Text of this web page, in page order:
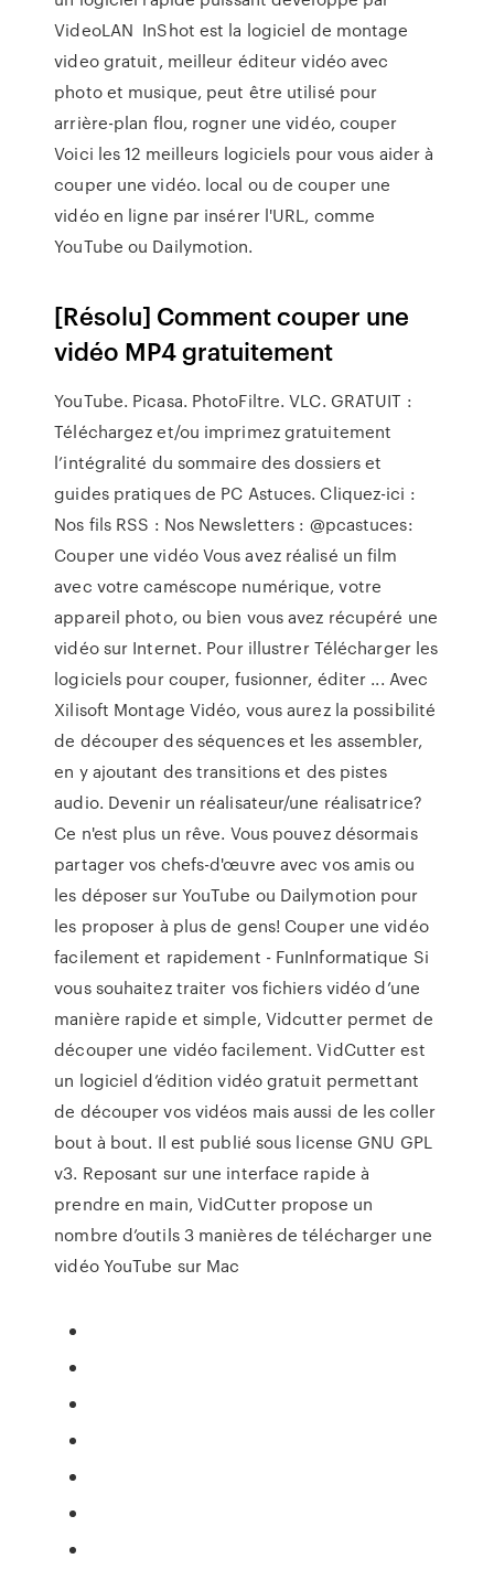
VideoLAN InShot est la logiciel de montage
video gratuit, meilleur éditeur vidéo avec
photo et musique, peut être utilisé pour
arrière-plan flou, rogner une vidéo, couper
Voici les 12 meilleurs logiciels pour vous aider à
couper une vidéo. local ou de couper une
vidéo en ligne par insérer l'URL, comme
YouTube ou Dailymotion.
[Résolu] Comment couper une
vidéo MP4 gratuitement
YouTube. Picasa. PhotoFiltre. VLC. GRATUIT :
Téléchargez et/ou imprimez gratuitement
l’intégralité du sommaire des dossiers et
guides pratiques de PC Astuces. Cliquez-ici :
Nos fils RSS : Nos Newsletters : @pcastuces:
Couper une vidéo Vous avez réalisé un film
avec votre caméscope numérique, votre
appareil photo, ou bien vous avez récupéré une
vidéo sur Internet. Pour illustrer Télécharger les
logiciels pour couper, fusionner, éditer ... Avec
Xilisoft Montage Vidéo, vous aurez la possibilité
de découper des séquences et les assembler,
en y ajoutant des transitions et des pistes
audio. Devenir un réalisateur/une réalisatrice?
Ce n'est plus un rêve. Vous pouvez désormais
partager vos chefs-d'œuvre avec vos amis ou
les déposer sur YouTube ou Dailymotion pour
les proposer à plus de gens! Couper une vidéo
facilement et rapidement - FunInformatique Si
vous souhaitez traiter vos fichiers vidéo d’une
manière rapide et simple, Vidcutter permet de
découper une vidéo facilement. VidCutter est
un logiciel d’édition vidéo gratuit permettant
de découper vos vidéos mais aussi de les coller
bout à bout. Il est publié sous license GNU GPL
v3. Reposant sur une interface rapide à
prendre en main, VidCutter propose un
nombre d’outils 3 manières de télécharger une
vidéo YouTube sur Mac